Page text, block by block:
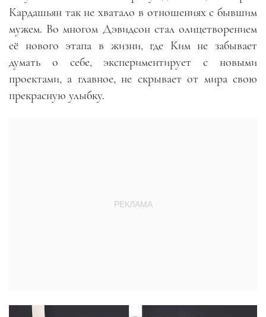
Кардашьян так не хватало в отношениях с бывшим
мужем. Во многом Дэвидсон стал олицетворением
её нового этапа в жизни, где Ким не забывает
думать о себе, экспериментирует с новыми
проектами, а главное, не скрывает от мира свою
прекрасную улыбку.